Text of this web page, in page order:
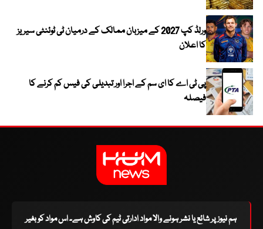
ورلڈ کپ 2027 کے میزبان ممالک کے درمیان ٹی ٹوئنٹی سیریز
کا اعلان
پی ٹی اے کا ای سم کے اجرا اور تبدیلی کی فیس کم کرنے کا
فیصلہ
ہم نیوز پر شائع یا نشر ہونے والا مواد ادارتی ٹیم کی کاوش ہے۔ اس مواد کو بغیر